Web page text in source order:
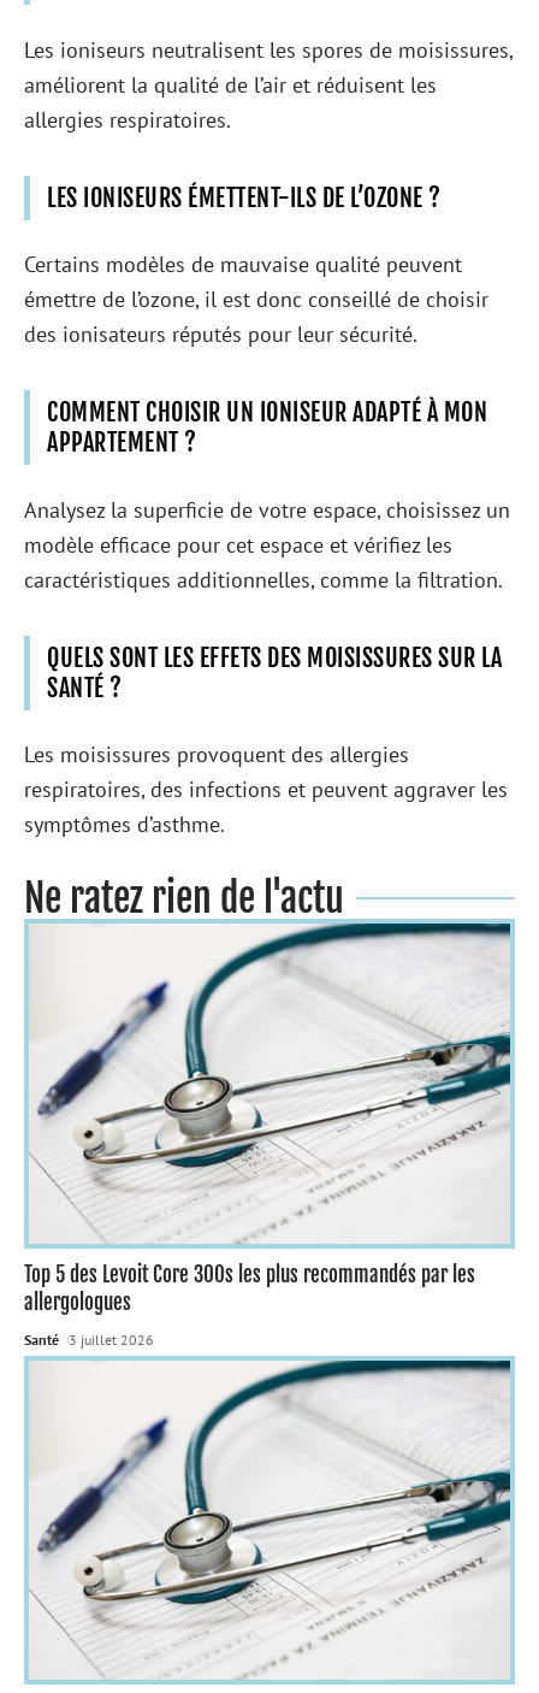
Les ioniseurs neutralisent les spores de moisissures,
améliorent la qualité de l’air et réduisent les
allergies respiratoires.
LES IONISEURS ÉMETTENT-ILS DE L’OZONE ?
Certains modèles de mauvaise qualité peuvent
émettre de l’ozone, il est donc conseillé de choisir
des ionisateurs réputés pour leur sécurité.
COMMENT CHOISIR UN IONISEUR ADAPTÉ À MON
APPARTEMENT ?
Analysez la superficie de votre espace, choisissez un
modèle efficace pour cet espace et vérifiez les
caractéristiques additionnelles, comme la filtration.
QUELS SONT LES EFFETS DES MOISISSURES SUR LA
SANTÉ ?
Les moisissures provoquent des allergies
respiratoires, des infections et peuvent aggraver les
symptômes d’asthme.
Ne ratez rien de l'actu
Top 5 des Levoit Core 300s les plus recommandés par les
allergologues
Santé 3 juillet 2026